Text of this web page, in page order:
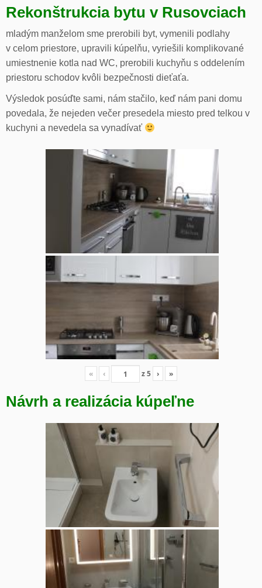
Rekonštrukcia bytu v Rusovciach
mladým manželom sme prerobili byt, vymenili podlahy
v celom priestore, upravili kúpelňu, vyriešili komplikované
umiestnenie kotla nad WC, prerobili kuchyňu s oddelením
priestoru schodov kvôli bezpečnosti dieťaťa.
Výsledok posúďte sami, nám stačilo, keď nám pani domu
povedala, že nejeden večer presedela miesto pred telkou v
kuchyni a nevedela sa vynadívať
« ‹ z5 › »
Návrh a realizácia kúpeľne